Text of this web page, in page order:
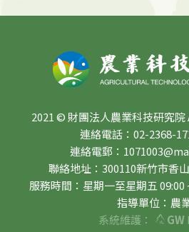
2021 © 財團法人農業科技研究
連絡電話：02-2368-
連絡電郵：
聯絡地址：300110新竹市香
服務時間：星期一至星期五 09:00
指導單位：農
系統維護：
GW